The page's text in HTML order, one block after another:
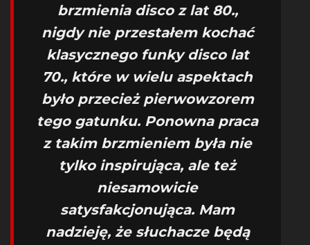
brzmienia disco z lat 80.,
nigdy nie przestałem kochać
klasycznego funky disco lat
70., które w wielu aspektach
było przecież pierwowzorem
tego gatunku. Ponowna praca
z takim brzmieniem była nie
tylko inspirująca, ale też
niesamowicie
satysfakcjonująca. Mam
nadzieję, że słuchacze będą